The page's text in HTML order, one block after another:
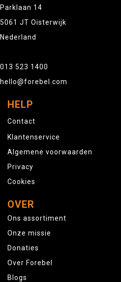
Parklaan 14
5061 JT Oisterwijk
Nederland
013 523 1400
hello@forebel.com
HELP
Contact
Klantenservice
Algemene voorwaarden
Privacy
Cookies
OVER
Ons assortiment
Onze missie
Donaties
Over Forebel
Blogs